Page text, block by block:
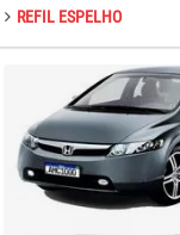
REFIL ESPELHO